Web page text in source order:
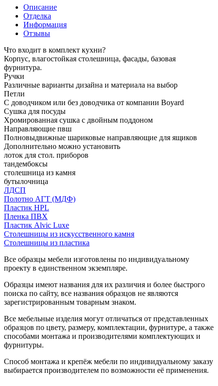
Описание
Отделка
Информация
Отзывы
Что входит в комплект кухни?
Корпус, влагостойкая столешница, фасады, базовая
фурнитура.
Ручки
Различные варианты дизайна и материала на выбор
Петли
С доводчиком или без доводчика от компании Boyard
Сушка для посуды
Хромированная сушка с двойным поддоном
Направляющие пвш
Полновыдвижные шариковые направляющие для ящиков
Дополнительно можно установить
лоток для стол. приборов
тандембоксы
столешница из камня
бутылочница
ЛДСП
Полотно АГТ (МДФ)
Пластик HPL
Пленка ПВХ
Пластик Alvic Luxe
Столешницы из искусственного камня
Столешницы из пластика
Все образцы мебели изготовлены по индивидуальному
проекту в единственном экземпляре.
Образцы имеют названия для их различия и более быстрого
поиска по сайту, все названия образцов не являются
зарегистрированным товарным знаком.
Все мебельные изделия могут отличаться от представленных
образцов по цвету, размеру, комплектации, фурнитуре, а также
способами монтажа и производителями комплектующих и
фурнитуры.
Способ монтажа и крепёж мебели по индивидуальному заказу
выбирается производителем по возможности её применения.